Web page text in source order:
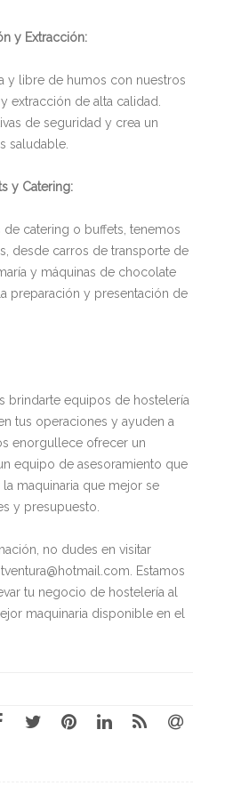
y Extracción:
y libre de humos con nuestros
extracción de alta calidad.
de seguridad y crea un
saludable.
y Catering:
de catering o buffets, tenemos
desde carros de transporte de
y máquinas de chocolate
preparación y presentación de
brindarte equipos de hostelería
tus operaciones y ayuden a
enorgullece ofrecer un
equipo de asesoramiento que
maquinaria que mejor se
y presupuesto.
no dudes en visitar
Estamos
tu negocio de hostelería al
maquinaria disponible en el